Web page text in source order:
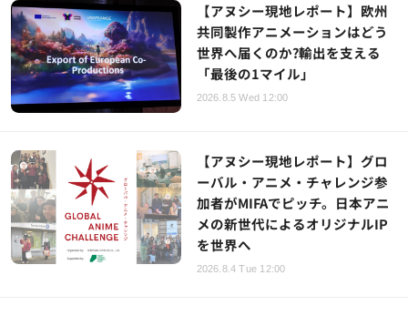
【アヌシー現地レポート】欧州
共同製作アニメーションはどう
世界へ届くのか?輸出を支える
「最後の1マイル」
2026.8.5 Wed 12:00
【アヌシー現地レポート】グロ
ーバル・アニメ・チャレンジ参
加者がMIFAでピッチ。日本アニ
メの新世代によるオリジナルIP
を世界へ
2026.8.4 Tue 12:00